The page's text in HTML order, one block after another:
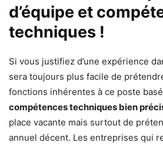
d’équipe et
techniques !
Si vous justifiez d’une expérience
sera toujours plus facile de
fonctions inhérentes à ce poste
compétences techniques bien
place vacante mais surtout de
annuel décent. Les entreprises qui